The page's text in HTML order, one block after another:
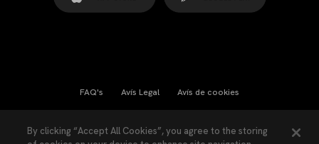
FAQ's Avís Legal Avís de cookies
By clicking “Accept All Cookies”, you agree to the storing